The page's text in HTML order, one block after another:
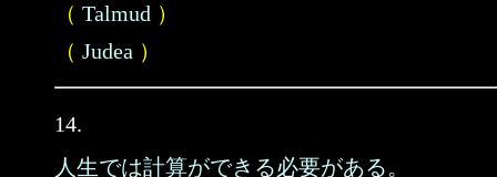
（ Talmud ）
（ Judea ）
14.
人生では計算ができる必要がある。